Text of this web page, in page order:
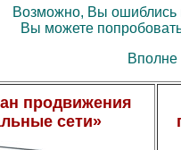
Возможно, Вы ошиблись
Вы можете
Вполне
продвижения
сети»